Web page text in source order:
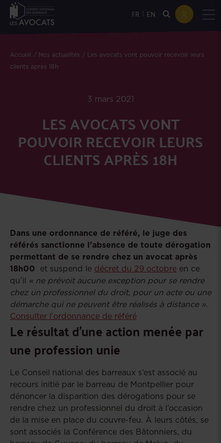
FR EN
Accueil Nos actualités
Les avocats vont pouvoir recevoir leurs
clients après 18h
3 mars 2021
LES AVOCATS VONT
POUVOIR RECEVOIR LEURS
CLIENTS APRÈS 18H
Dans une ordonnance de référé, le juge des
référés sanctionne l’absence de toute dérogation
permettant de se rendre chez un avocat après
18h00 et suspend le décret du 29 octobre en ce
qu’il « ne prévoit aucune exception pour se rendre
chez un professionnel du droit, pour un acte ou une
démarche qui ne peuvent être réalisés à distance ».
Consulter l'ordonnance de référé
Le résultat d'une action menée par
une profession unie
Le Conseil national des barreaux s’est associé au
recours initié par le barreau de Montpellier pour
dénoncer la disparition des dérogations pour se
rendre chez un professionnel du droit à l’occasion
de la mise en place du couvre-feu. À leurs côtés, se
sont associés la Conférence des Bâtonniers, du